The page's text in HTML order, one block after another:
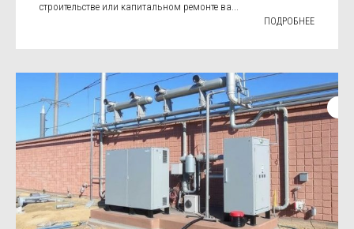
строительстве или капитальном ремонте ва...
ПОДРОБНЕЕ